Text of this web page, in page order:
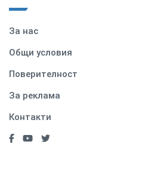
За нас
Общи условия
Поверителност
За реклама
Контакти